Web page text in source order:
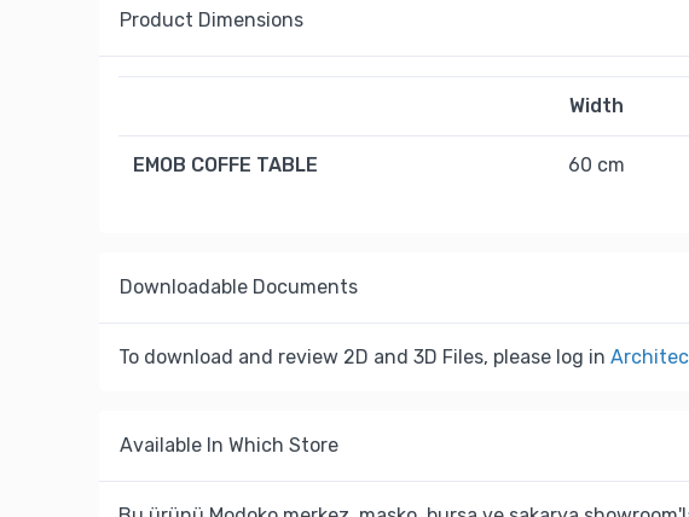
Product Dimensions
Width
EMOB COFFE TABLE 60 cm
Downloadable Documents
To download and review 2D and 3D Files, please log in
Available In Which Store